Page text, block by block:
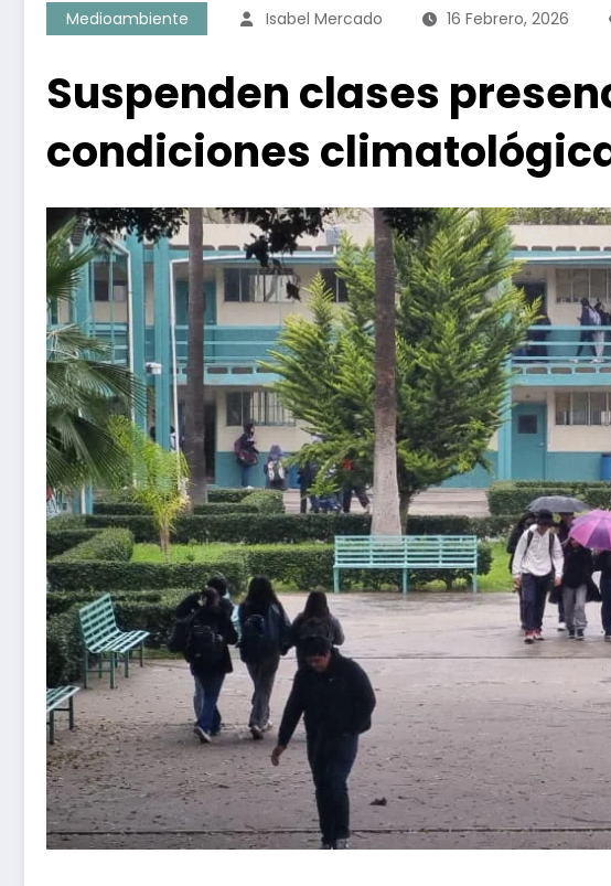
Medioambiente Isabel Mercado 16 Febrero, 2026
Suspenden clases
condiciones